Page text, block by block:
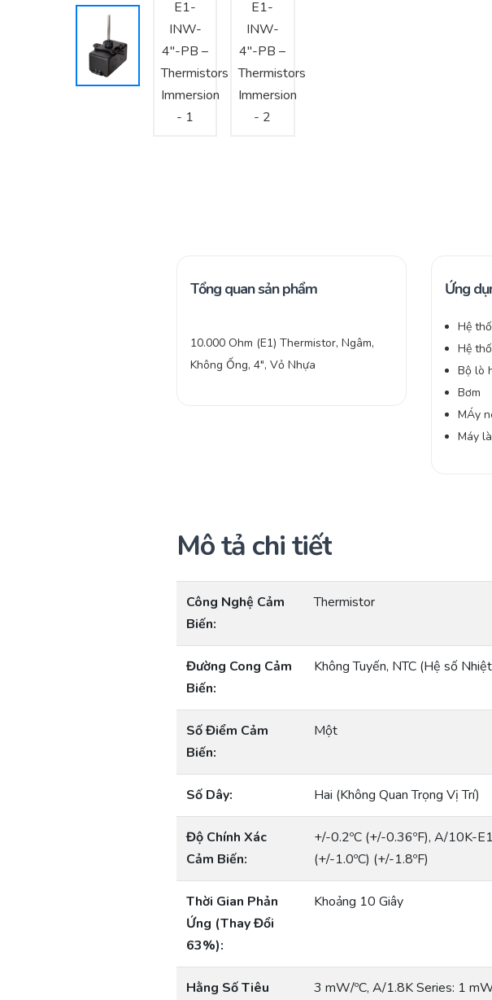
Tổng quan sản phẩm
10.000 Ohm (E1) Thermistor, Ngâm,
Không Ống, 4″, Vỏ Nhựa
Ứng
Hệ
Hệ
Bộ lò
Bơm
MÁy
Máy
Mô tả chi tiết
Công Nghệ Cảm
Biến:
Thermistor
Đường Cong Cảm
Biến:
Không Tuyến, NTC (Hệ số
Số Điểm Cảm
Biến:
Một
Số Dây: Hai (Không Quan Trọng Vị Trí)
Độ Chính Xác
Cảm Biến:
+/-0.2ºC (+/-0.36ºF), A/10K-
(+/-1.0ºC) (+/-1.8ºF)
Thời Gian Phản
Ứng (Thay Đổi
63%):
Khoảng 10 Giây
Hằng Số Tiêu
3 mW/ºC, A/1.8K Series: 1